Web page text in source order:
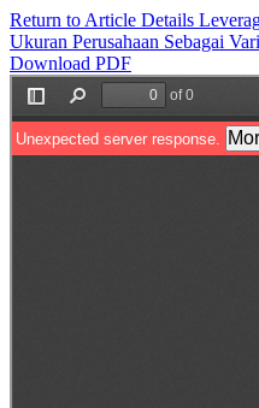
Return to Article Details
Ukuran Perusahaan Sebagai
Download PDF